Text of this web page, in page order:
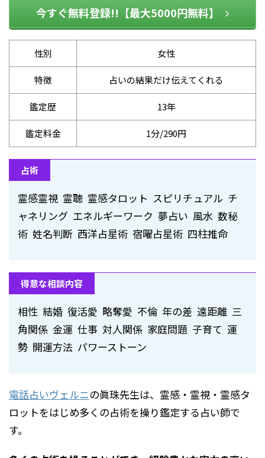
今すぐ無料登録!!【最大5000円無料】
性別 女性
特徴 占いの結果だけ伝えてくれる
鑑定歴 13年
鑑定料金 1分/290円
占術
霊感霊視 霊聴 霊感タロット スピリチュアル チ
ャネリング エネルギーワーク 夢占い 風水 数秘
術 姓名判断 西洋占星術 宿曜占星術 四柱推命
得意な相談内容
相性 結婚 復活愛 略奪愛 不倫 年の差 遠距離 三
角関係 金運 仕事 対人関係 家庭問題 子育て 運
勢 開運方法 パワーストーン
電話占いヴェルニの眞珠先生は、霊感・霊視・霊感タ
ロットをはじめ多くの占術を操り鑑定する占い師で
す。